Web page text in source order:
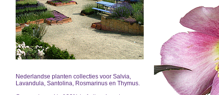
Nederlandse planten collecties voor Salvia,
Lavandula, Santolina, Rosmarinus en Thymus.